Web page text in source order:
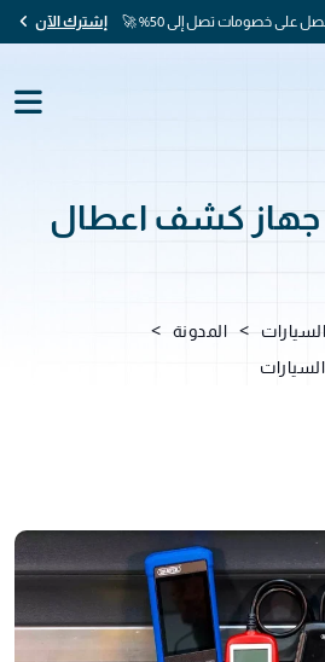
على خصومات تصل إلى 50% 🚀 إشترك الآن
كشف اعطال
> المدونة >